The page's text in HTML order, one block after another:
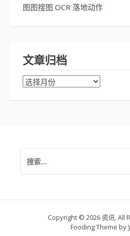
图图搜图 OCR 落地动作
文章归档
文
归
索：
Copyright © 2026 资讯. All
Fooding Theme by